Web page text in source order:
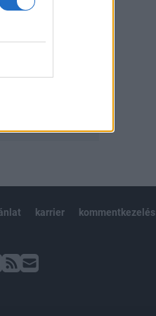
karrier kommentkezelés